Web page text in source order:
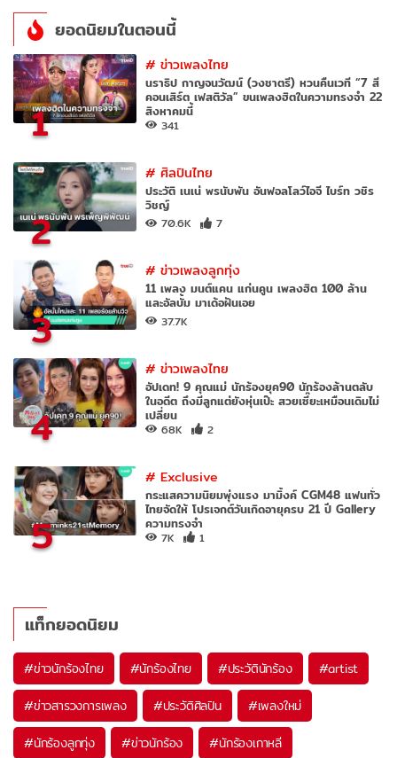
ยอดนิยมในตอนนี้
1
#ข่าวเพลงไทย
นราธิป กาญจนวัฒน์ (วงชาตรี) หวนคืนเวที “7 สี
คอนเสิร์ต เฟสติวัล” ขนเพลงฮิตในความทรงจำ 22
สิงหาคมนี้
341
2
#ศิลปินไทย
ประวัติ เนเน่ พรนับพัน อันฟอลโลว์ไอจี ไบร์ท วชิร
วิชญ์
70.6K 7
3
#ข่าวเพลงลูกทุ่ง
11 เพลง มนต์แคน แก่นคูน เพลงฮิต 100 ล้าน
และอัลบั้ม มาเด้อฝันเอย
37.7K
4
#ข่าวเพลงไทย
อัปเดท! 9 คุณแม่ นักร้องยุค90 นักร้องล้านตลับ
ในอดีต ถึงมีลูกแต่ยังหุ่นเป๊ะ สวยเซี๊ยะเหมือนเดิมไม่
เปลี่ยน
68K 2
5
#Exclusive
กระแสความนิยมพุ่งแรง มามิ้งค์ CGM48 แฟนทั่ว
ไทยจัดให้ โปรเจกต์วันเกิดอายุครบ 21 ปี Gallery
ความทรงจำ
7K 1
แท็กยอดนิยม
#ข่าวนักร้องไทย #นักร้องไทย #ประวัตินักร้อง #artist
#ข่าวสารวงการเพลง #ประวัติศิลปิน #เพลงใหม่
#นักร้องลูกทุ่ง #ข่าวนักร้อง #นักร้องเกาหลี